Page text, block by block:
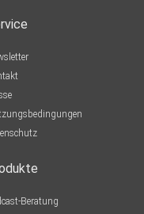
Beratung